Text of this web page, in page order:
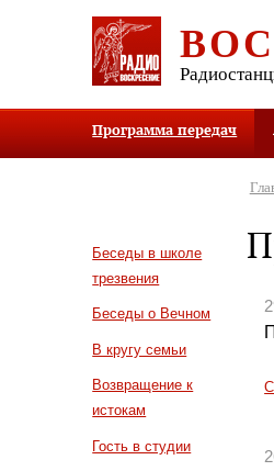
Программа передач
Беседы в школе
трезвения
Беседы о Вечном
В кругу семьи
Возвращение к
истокам
Гость в студии